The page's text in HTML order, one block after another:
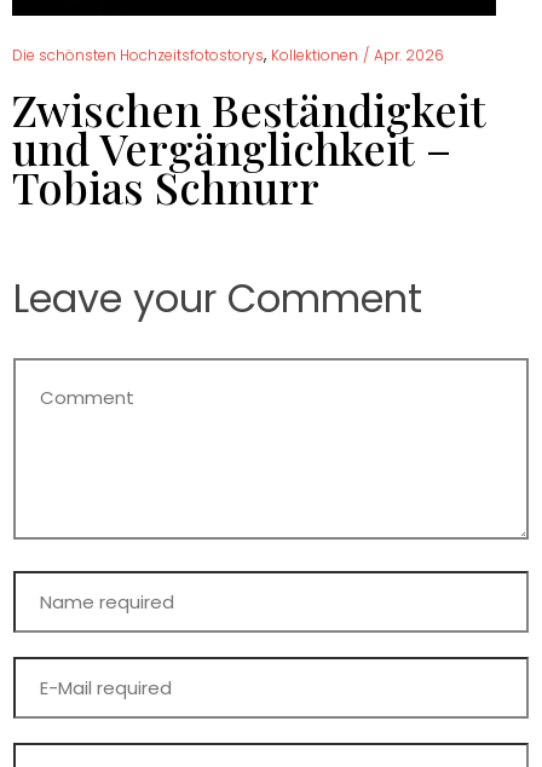
Die schönsten Hochzeitsfotostorys, Kollektionen / Apr. 2026
Zwischen Beständigkeit
und Vergänglichkeit –
Tobias Schnurr
Leave your Comment